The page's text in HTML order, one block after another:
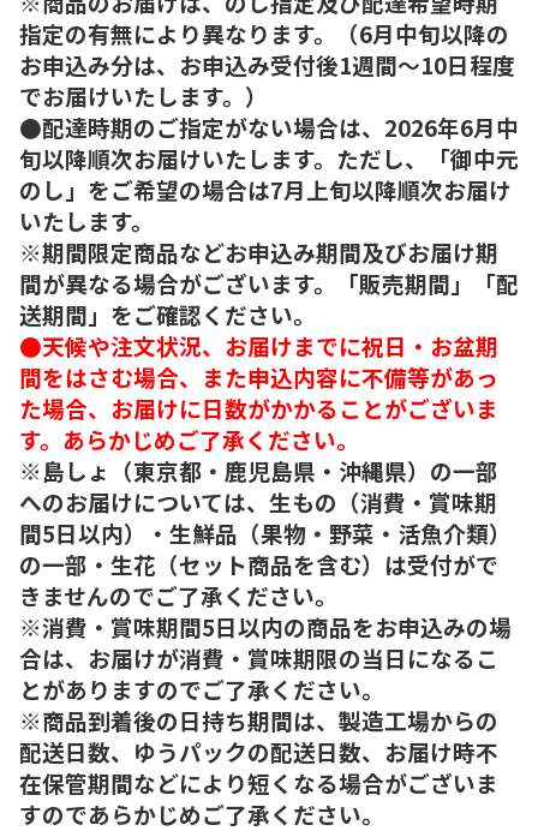
指定の有無により異なります。（6月中旬以降の
お申込み分は、お申込み受付後1週間～10日程度
でお届けいたします。）
●配達時期のご指定がない場合は、2026年6月中
旬以降順次お届けいたします。ただし、「御中元
のし」をご希望の場合は7月上旬以降順次お届け
いたします。
※期間限定商品などお申込み期間及びお届け期
間が異なる場合がございます。「販売期間」「配
送期間」をご確認ください。
●天候や注文状況、お届けまでに祝日・お盆期
間をはさむ場合、また申込内容に不備等があっ
た場合、お届けに日数がかかることがございま
す。あらかじめご了承ください。
※島しょ（東京都・鹿児島県・沖縄県）の一部
へのお届けについては、生もの（消費・賞味期
間5日以内）・生鮮品（果物・野菜・活魚介類）
の一部・生花（セット商品を含む）は受付がで
きませんのでご了承ください。
※消費・賞味期間5日以内の商品をお申込みの場
合は、お届けが消費・賞味期限の当日になるこ
とがありますのでご了承ください。
※商品到着後の日持ち期間は、製造工場からの
配送日数、ゆうパックの配送日数、お届け時不
在保管期間などにより短くなる場合がございま
すのであらかじめご了承ください。